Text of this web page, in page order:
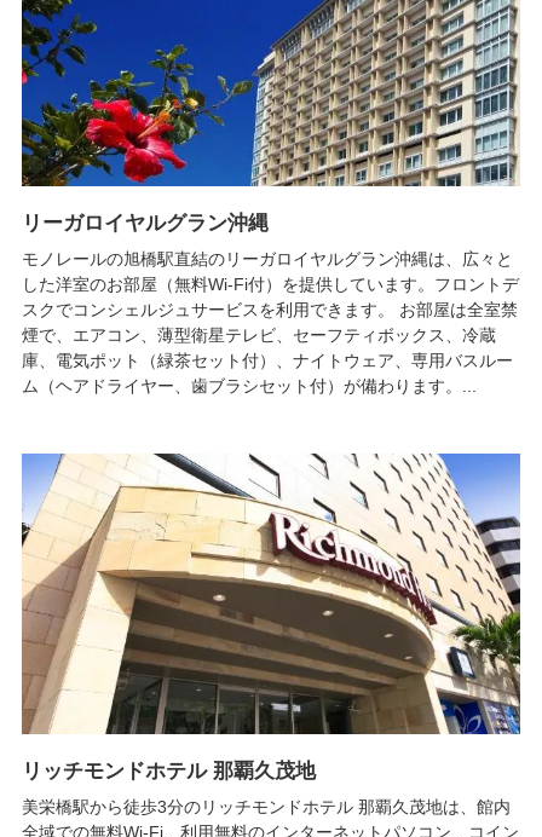
リーガロイヤルグラン沖縄
モノレールの旭橋駅直結のリーガロイヤルグラン沖縄は、広々と
した洋室のお部屋（無料Wi-Fi付）を提供しています。フロントデ
スクでコンシェルジュサービスを利用できます。 お部屋は全室禁
煙で、エアコン、薄型衛星テレビ、セーフティボックス、冷蔵
庫、電気ポット（緑茶セット付）、ナイトウェア、専用バスルー
ム（ヘアドライヤー、歯ブラシセット付）が備わります。...
リッチモンドホテル 那覇久茂地
美栄橋駅から徒歩3分のリッチモンドホテル 那覇久茂地は、館内
全域での無料Wi-Fi、利用無料のインターネットパソコン、コイン